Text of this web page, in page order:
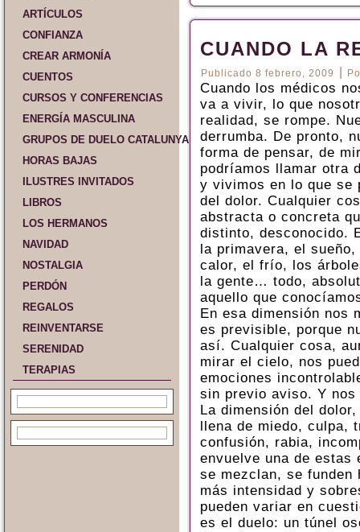
ARTÍCULOS
CONFIANZA
CREAR ARMONÍA
CUENTOS
CURSOS Y CONFERENCIAS
ENERGÍA MASCULINA
GRUPOS DE DUELO CATALUNYA Y ESPAÑA
HORAS BAJAS
ILUSTRES INVITADOS
LIBROS
LOS HERMANOS
NAVIDAD
NOSTALGIA
PERDÓN
REGALOS
REINVENTARSE
SERENIDAD
TERAPIAS
CUANDO LA
Publicado 8 febrero, 2009
Cuando los médicos
va a vivir, lo que
realidad, se rompe.
derrumba. De pronto,
forma de pensar, de
podríamos llamar otra
y vivimos en lo que se
del dolor. Cualquier
abstracta o concreta
distinto, desconocido.
la primavera, el
calor, el frío, los
la gente… todo,
aquello que
En esa dimensión nos
es previsible, porque
así. Cualquier cosa,
mirar el cielo, nos
emociones
sin previo aviso. Y nos
La dimensión del
llena de miedo, culpa,
confusión, rabia,
envuelve una de estas
se mezclan, se funden
más intensidad y
pueden variar en
es el duelo: un túnel